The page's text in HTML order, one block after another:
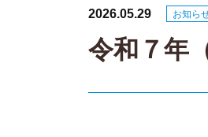
令和７年
2026.05.29 お知ら